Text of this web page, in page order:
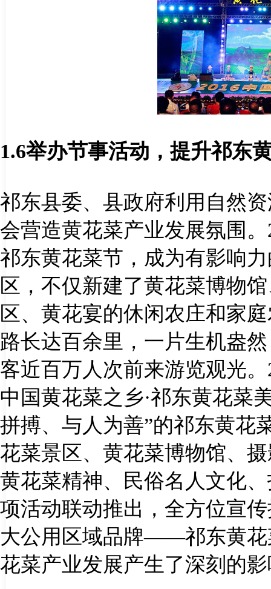
1.6举办节事活动，提升祁东
祁东县委、县政府利用自然
会营造黄花菜产业发展氛围。
祁东黄花菜节，成为有影响
区，不仅新建了黄花菜博物
区、黄花宴的休闲农庄和家
路长达百余里，一片生机盎
客近百万人次前来游览观光。
中国黄花菜之乡·祁东黄花菜
拼搏、与人为善”的祁东黄花
花菜景区、黄花菜博物馆、
黄花菜精神、民俗名人文化
项活动联动推出，全方位宣
大公用区域品牌——祁东黄花
花菜产业发展产生了深刻的